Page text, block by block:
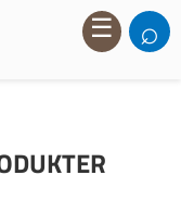
☰ ⌕